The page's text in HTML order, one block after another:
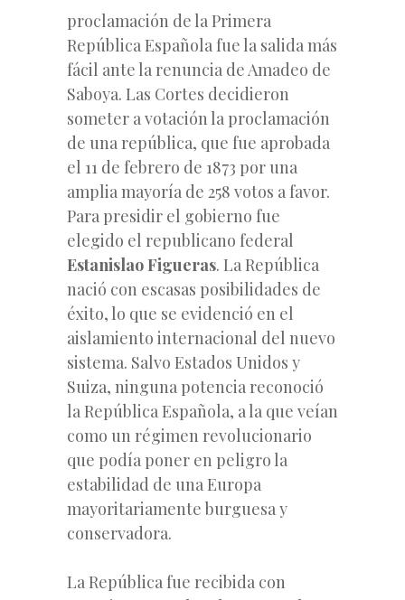
proclamación de la Primera
República Española fue la salida más
fácil ante la renuncia de Amadeo de
Saboya. Las Cortes decidieron
someter a votación la proclamación
de una república, que fue aprobada
el 11 de febrero de 1873 por una
amplia mayoría de 258 votos a favor.
Para presidir el gobierno fue
elegido el republicano federal
Estanislao Figueras. La República
nació con escasas posibilidades de
éxito, lo que se evidenció en el
aislamiento internacional del nuevo
sistema. Salvo Estados Unidos y
Suiza, ninguna potencia reconoció
la República Española, a la que veían
como un régimen revolucionario
que podía poner en peligro la
estabilidad de una Europa
mayoritariamente burguesa y
conservadora.
La República fue recibida con